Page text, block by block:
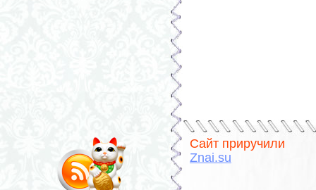
Сайт приручили
Znai.su